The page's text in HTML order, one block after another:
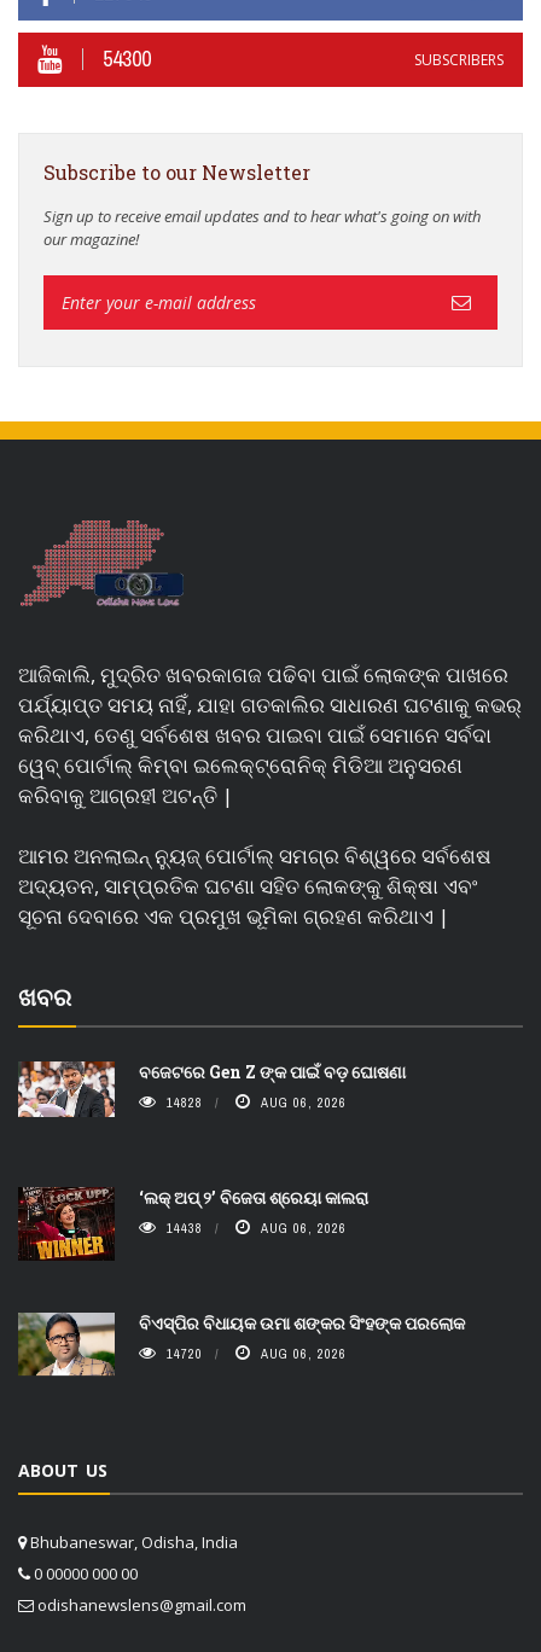
54300 SUBSCRIBERS
Subscribe to our Newsletter
Sign up to receive email updates and to hear what's going on with
our magazine!
ଆଜିକାଲି, ମୁଦ୍ରିତ ଖବରକାଗଜ ପଢିବା ପାଇଁ ଲୋକଙ୍କ ପାଖରେ
ପର୍ଯ୍ୟାପ୍ତ ସମୟ ନାହିଁ, ଯାହା ଗତକାଲିର ସାଧାରଣ ଘଟଣାକୁ କଭର୍
କରିଥାଏ, ତେଣୁ ସର୍ବଶେଷ ଖବର ପାଇବା ପାଇଁ ସେମାନେ ସର୍ବଦା
ୱେବ୍ ପୋର୍ଟାଲ୍ କିମ୍ବା ଇଲେକ୍ଟ୍ରୋନିକ୍ ମିଡିଆ ଅନୁସରଣ
କରିବାକୁ ଆଗ୍ରହୀ ଅଟନ୍ତି |
ଆମର ଅନଲାଇନ୍ ନ୍ୟୁଜ୍ ପୋର୍ଟାଲ୍ ସମଗ୍ର ବିଶ୍ୱରେ ସର୍ବଶେଷ
ଅଦ୍ୟତନ, ସାମ୍ପ୍ରତିକ ଘଟଣା ସହିତ ଲୋକଙ୍କୁ ଶିକ୍ଷା ଏବଂ
ସୂଚନା ଦେବାରେ ଏକ ପ୍ରମୁଖ ଭୂମିକା ଗ୍ରହଣ କରିଥାଏ |
ଖବର
ବଜେଟରେ Gen Z ଙ୍କ ପାଇଁ ବଡ଼ ଘୋଷଣା
14828 AUG 06, 2026
‘ଲକ୍ ଅପ୍ ୨’ ବିଜେତା ଶ୍ରେୟା କାଲରା
14438 AUG 06, 2026
ବିଏସ୍‌ପିର ବିଧାୟକ ଉମା ଶଙ୍କର ସିଂହଙ୍କ ପରଲୋକ
14720 AUG 06, 2026
ABOUT US
Bhubaneswar, Odisha, India
0 00000 000 00
odishanewslens@gmail.com